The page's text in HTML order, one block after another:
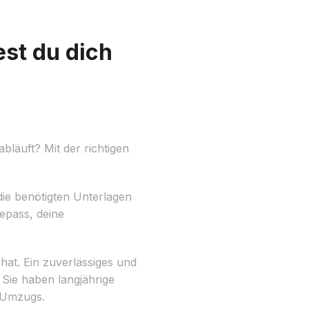
du dich
Mit der richtigen
benötigten Unterlagen
deine
Ein zuverlässiges und
haben langjährige